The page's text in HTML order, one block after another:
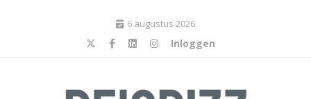
6 augustus 2026
Inloggen